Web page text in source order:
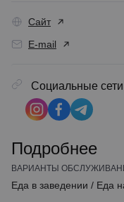
Сайт
E-mail
Социальные сети
Подробнее
ВАРИАНТЫ
Еда в заведении / Еда